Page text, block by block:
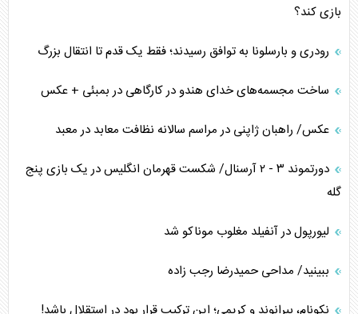
بازی کند؟
رودری و بارسلونا به توافق رسیدند؛ فقط یک قدم تا انتقال بزرگ
ساخت مجسمه‌های خدای هندو در کارگاهی در بمبئی + عکس
عکس/ راهبان ژاپنی در مراسم سالانه نظافت معابد در معبد
دورتموند ۳ - ۲ آرسنال/ شکست قهرمان انگلیس در یک بازی پنج
گله
لیورپول در آنفیلد مغلوب موناکو شد
ببینید/ مداحی حمیدرضا رجب زاده